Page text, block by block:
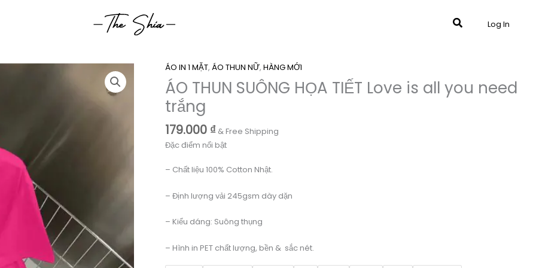
Tìm
Log In
ÁO IN 1 MẶT,ÁO THUN NỮ,HÀNG MỚI
ÁO THUN SUÔNG HỌA TIẾT Love is all you need
trắng
179.000 ₫ & Free Shipping
Đặc điểm nổi bật
– Chất liệu 100% Cotton Nhật.
– Định lượng vải 245gsm dày dặn
– Kiểu dáng: Suông thụng
– Hình in PET chất lượng, bền & sắc nét.